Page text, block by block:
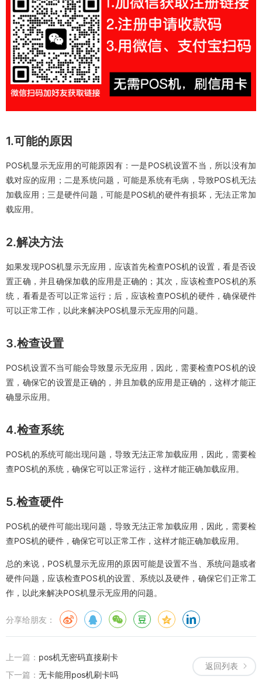
1.可能的原因
POS机显示无应用的可能原因有：一是POS机设置不当，所以没有加
载对应的应用；二是系统问题，可能是系统有毛病，导致POS机无法
加载应用；三是硬件问题，可能是POS机的硬件有损坏，无法正常加
载应用。
2.解决方法
如果发现POS机显示无应用，应该首先检查POS机的设置，看是否设
置正确，并且确保加载的应用是正确的；其次，应该检查POS机的系
统，看看是否可以正常运行；后，应该检查POS机的硬件，确保硬件
可以正常工作，以此来解决POS机显示无应用的问题。
3.检查设置
POS机设置不当可能会导致显示无应用，因此，需要检查POS机的设
置，确保它的设置是正确的，并且加载的应用是正确的，这样才能正
确显示应用。
4.检查系统
POS机的系统可能出现问题，导致无法正常加载应用，因此，需要检
查POS机的系统，确保它可以正常运行，这样才能正确加载应用。
5.检查硬件
POS机的硬件可能出现问题，导致无法正常加载应用，因此，需要检
查POS机的硬件，确保它可以正常工作，这样才能正确加载应用。
总的来说，POS机显示无应用的原因可能是设置不当、系统问题或者
硬件问题，应该检查POS机的设置、系统以及硬件，确保它们正常工
作，以此来解决POS机显示无应用的问题。
分享给朋友：
返回列表
上一篇： pos机无密码直接刷卡
下一篇： 无卡能用pos机刷卡吗